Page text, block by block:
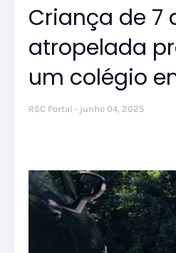
Criança de 7
atropelada
um colégio
RSC Portal junho 04, 2025